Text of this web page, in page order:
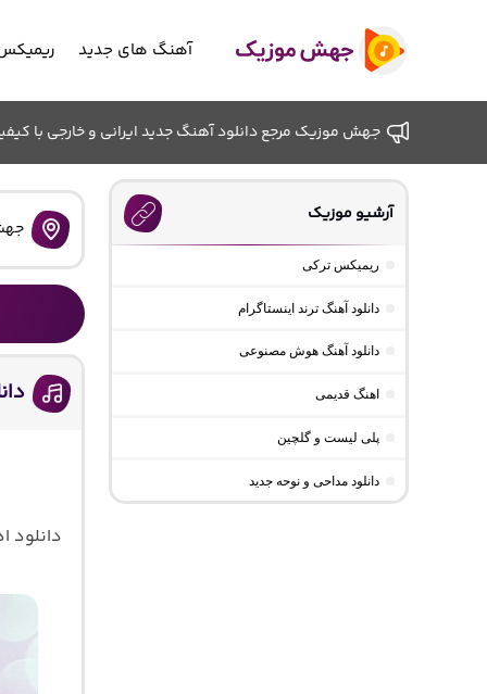
آهنگ های جدید
جهش موزیک مرجع دانلود آهنگ جدید ایرانی و خارجی با
دانلود
آرشیو موزیک
ریمیکس ترکی
دانلود آهنگ ترند اینستاگرام
دانلود آهنگ هوش مصنوعی
اهنگ قدیمی
پلی لیست و گلچین
دانلود مداحی و نوحه جدید